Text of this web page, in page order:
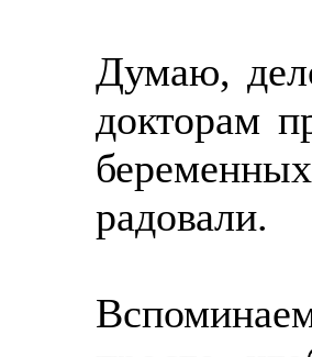
Думаю,
докторам
радовали.